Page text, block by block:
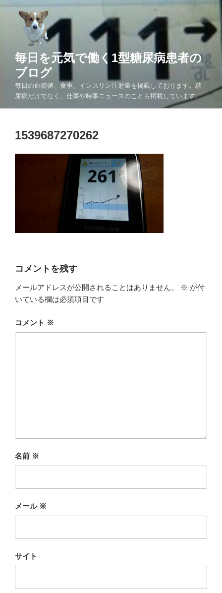
毎日を元気で働く1型糖尿病患者の
ブログ
毎日の血糖値、食事、インスリン注射量を掲載しております。糖
尿病だけでなく、仕事や時事ニュースのことも掲載しています。
1539687270262
コメントを残す
メールアドレスが公開されることはありません。 ※ が付
いている欄は必須項目です
コメント ※
名前 ※
メール ※
サイト